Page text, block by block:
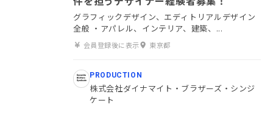
グラフィックデザイン、エディトリアルデザイン
全般 ・アパレル、インテリア、建築、...
会員登録後に表示 東京都
PRODUCTION
株式会社ダイナマイト・ブラザーズ・シンジ
ケート